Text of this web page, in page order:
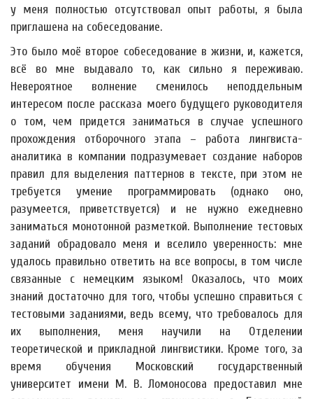
у меня полностью отсутствовал опыт работы, я была
приглашена на собеседование.
Это было моё второе собеседование в жизни, и, кажется,
всё во мне выдавало то, как сильно я переживаю.
Невероятное волнение сменилось неподдельным
интересом после рассказа моего будущего руководителя
о том, чем придется заниматься в случае успешного
прохождения отборочного этапа – работа лингвиста-
аналитика в компании подразумевает создание наборов
правил для выделения паттернов в тексте, при этом не
требуется умение программировать (однако оно,
разумеется, приветствуется) и не нужно ежедневно
заниматься монотонной разметкой. Выполнение тестовых
заданий обрадовало меня и вселило уверенность: мне
удалось правильно ответить на все вопросы, в том числе
связанные с немецким языком! Оказалось, что моих
знаний достаточно для того, чтобы успешно справиться с
тестовыми заданиями, ведь всему, что требовалось для
их выполнения, меня научили на Отделении
теоретической и прикладной лингвистики. Кроме того, за
время обучения Московский государственный
университет имени М. В. Ломоносова предоставил мне